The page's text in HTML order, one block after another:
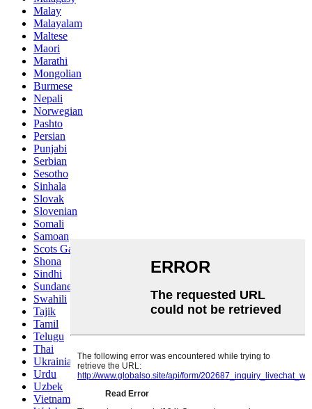
Malay
Malayalam
Maltese
Maori
Marathi
Mongolian
Burmese
Nepali
Norwegian
Pashto
Persian
Punjabi
Serbian
Sesotho
Sinhala
Slovak
Slovenian
Somali
Samoan
Scots Gaelic
Shona
Sindhi
Sundanese
Swahili
Tajik
Tamil
Telugu
Thai
Ukrainian
Urdu
Uzbek
Vietnamese